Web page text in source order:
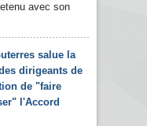
avec son
salue la
dirigeants de
de "faire
l'Accord